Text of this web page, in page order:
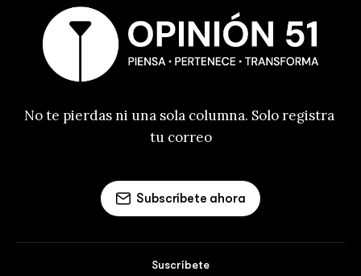
No te pierdas ni una sola columna. Solo registra
tu correo
Subscríbete ahora
Suscríbete